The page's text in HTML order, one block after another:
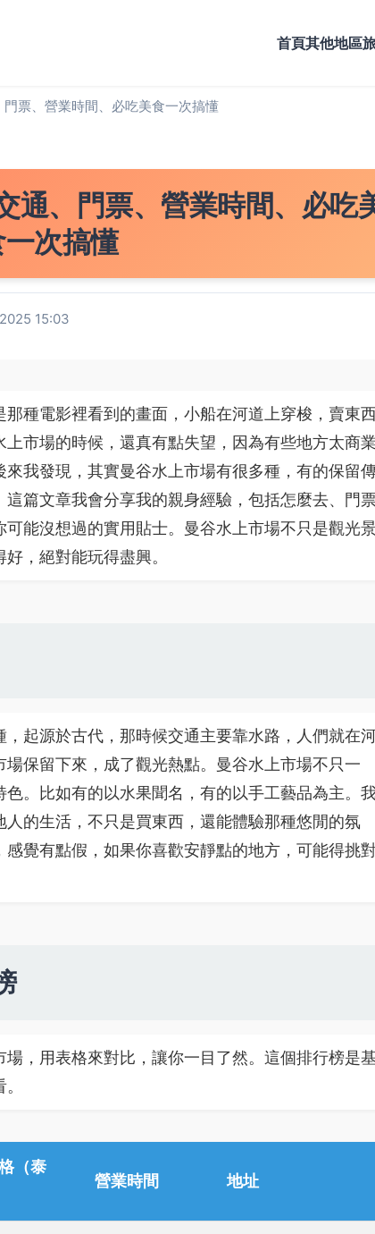
首頁其他地區
票、營業時間、必吃美食一次搞懂
通、門票、營業時間、必吃
次搞懂
15:03
種電影裡看到的畫面，小船在河道上穿梭，賣東西
市場的時候，還真有點失望，因為有些地方太商業
我發現，其實曼谷水上市場有很多種，有的保留
篇文章我會分享我的親身經驗，包括怎麼去、門
能沒想過的實用貼士。曼谷水上市場不只是觀光
，絕對能玩得盡興。
起源於古代，那時候交通主要靠水路，人們就在
保留下來，成了觀光熱點。曼谷水上市場不只一
。比如有的以水果聞名，有的以手工藝品為主。
的生活，不只是買東西，還能體驗那種悠閒的氛
覺有點假，如果你喜歡安靜點的地方，可能得挑
，用表格來對比，讓你一目了然。這個排行榜是基
（泰
營業時間 地址